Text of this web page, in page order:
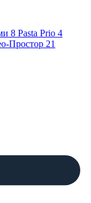
8 Pasta Prio 4
Простор 21